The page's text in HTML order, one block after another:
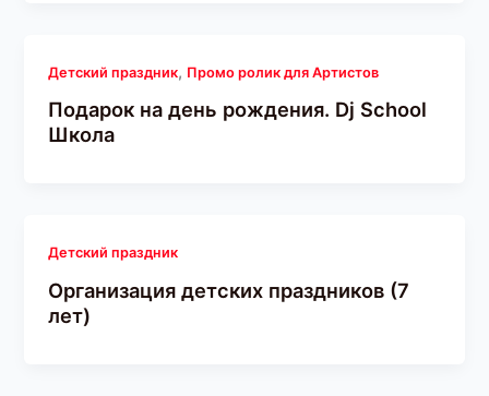
Детский праздник, Промо ролик для Артистов
Подарок на день рождения. Dj School
Школа
Детский праздник
Организация детских праздников (7
лет)